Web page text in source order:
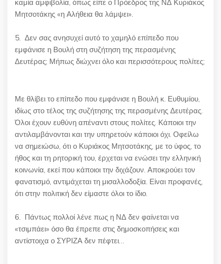
καμία αμφιβολία, όπως είπε ο Πρόεδρος της ΝΔ Κυριάκος
Μητσοτάκης «η Αλήθεια θα λάμψει».
5. Δεν σας ανησυχεί αυτό το χαμηλό επίπεδο που
εμφάνισε η Βουλή στη συζήτηση της περασμένης
Δευτέρας; Μήπως διώχνει όλο και περισσότερους πολίτες;
Με θλίβει το επίπεδο που εμφάνισε η Βουλή κ. Ευθυμίου,
ιδίως στο τέλος της συζήτησης της περασμένης Δευτέρας.
Όλοι έχουν ευθύνη απέναντι στους πολίτες. Κάποιοι την
αντιλαμβάνονται και την υπηρετούν κάποιοι όχι. Οφείλω
να σημειώσω, ότι ο Κυριάκος Μητσοτάκης, με το ύφος, το
ήθος και τη ρητορική του, έρχεται να ενώσει την ελληνική
κοινωνία, εκεί που κάποιοι την διχάζουν. Αποκρούει τον
φανατισμό, αντιμάχεται τη μισαλλοδοξία. Είναι προφανές,
ότι στην πολιτική δεν είμαστε όλοι το ίδιο.
6. Πάντως πολλοί λένε πως η ΝΔ δεν φαίνεται να
«τσιμπάει» όσο θα έπρεπε στις δημοσκοπήσεις και
αντίστοιχα ο ΣΥΡΙΖΑ δεν πέφτει…